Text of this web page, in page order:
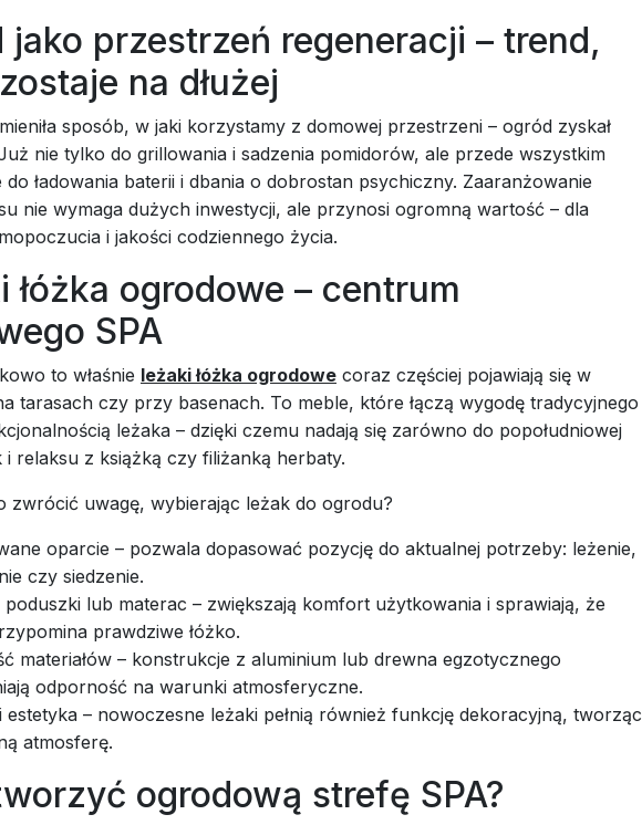
jako przestrzeń regeneracji – trend,
na dłużej
sposób, w jaki korzystamy z domowej przestrzeni – ogród zyskał
nie tylko do grillowania i sadzenia pomidorów, ale przede wszystkim
do ładowania baterii i dbania o dobrostan psychiczny. Zaaranżowanie
nie wymaga dużych inwestycji, ale przynosi ogromną wartość – dla
i jakości codziennego życia.
łóżka ogrodowe – centrum
SPA
to właśnie leżaki łóżka ogrodowe coraz częściej pojawiają się w
tarasach czy przy basenach. To meble, które łączą wygodę tradycyjnego
leżaka – dzięki czemu nadają się zarówno do popołudniowej
i relaksu z książką czy filiżanką herbaty.
zwrócić uwagę, wybierając leżak do ogrodu?
oparcie – pozwala dopasować pozycję do aktualnej potrzeby: leżenie,
czy siedzenie.
poduszki lub materac – zwiększają komfort użytkowania i sprawiają, że
prawdziwe łóżko.
materiałów – konstrukcje z aluminium lub drewna egzotycznego
odporność na warunki atmosferyczne.
estetyka – nowoczesne leżaki pełnią również funkcję dekoracyjną, tworząc
atmosferę.
ogrodową strefę SPA?